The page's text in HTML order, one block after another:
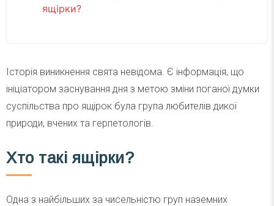
ящірки?
Історія виникнення свята невідома. Є інформація, що
ініціатором заснування дня з метою зміни поганої думки
суспільства про ящірок була група любителів дикої
природи, вчених та герпетологів.
Хто такі ящірки?
Одна з найбільших за чисельністю груп наземних